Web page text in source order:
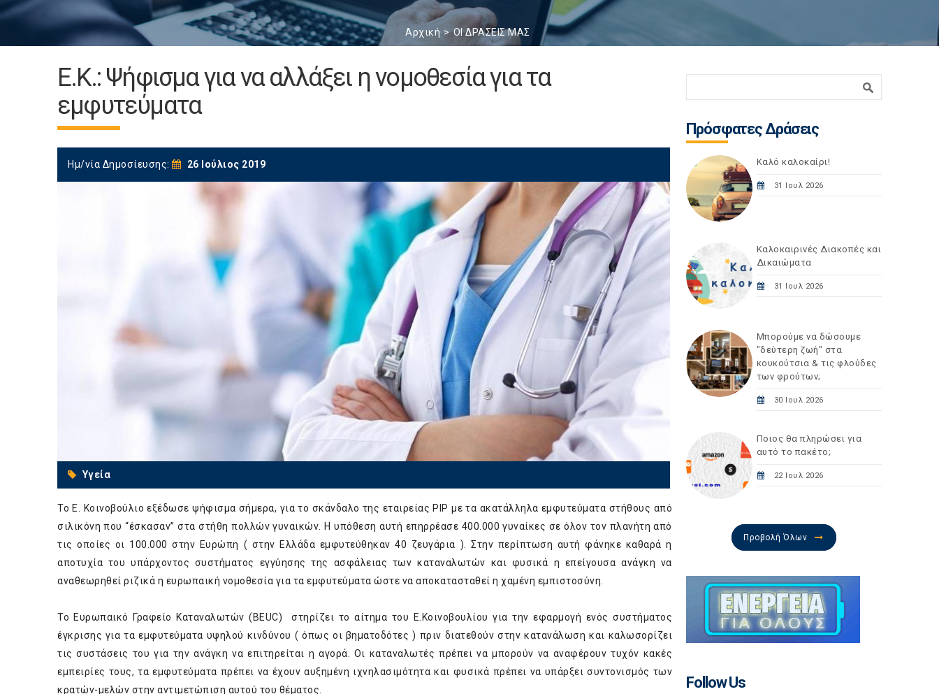
Αρχική ΟΙ ΔΡΑΣΕΙΣ ΜΑΣ
Ε.Κ.: Ψήφισμα για να αλλάξει η νομοθεσία για τα
εμφυτεύματα
Ημ/νία Δημοσίευσης: 26 Ιούλιος 2019
Υγεία
Το Ε. Κοινοβούλιο εξέδωσε ψήφισμα σήμερα, για το σκάνδαλο της εταιρείας PIP με τα ακατάλληλα εμφυτεύματα στήθους από
σιλικόνη που “έσκασαν” στα στήθη πολλών γυναικών. Η υπόθεση αυτή επηρρέασε 400.000 γυναίκες σε όλον τον πλανήτη από
τις οποίες οι 100.000 στην Ευρώπη ( στην Ελλάδα εμφυτεύθηκαν 40 ζευγάρια ). Στην περίπτωση αυτή φάνηκε καθαρά η
αποτυχία του υπάρχοντος συστήματος εγγύησης της ασφάλειας των καταναλωτών και φυσικά η επείγουσα ανάγκη να
αναθεωρηθεί ριζικά η ευρωπαική νομοθεσία για τα εμφυτεύματα ώστε να αποκατασταθεί η χαμένη εμπιστοσύνη.
Το Ευρωπαικό Γραφείο Καταναλωτών (BEUC) στηρίζει το αίτημα του Ε.Κοινοβουλίου για την εφαρμογή ενός συστήματος
έγκρισης για τα εμφυτεύματα υψηλού κινδύνου ( όπως οι βηματοδότες ) πριν διατεθούν στην κατανάλωση και καλωσορίζει
τις συστάσεις του για την ανάγκη να επιτηρείται η αγορά. Οι καταναλωτές πρέπει να μπορούν να αναφέρουν τυχόν κακές
εμπειρίες τους, τα εμφυτεύματα πρέπει να έχουν αυξημένη ιχνηλασιμότητα και φυσικά πρέπει να υπάρξει συντονισμός των
κρατών-μελών στην αντιμετώπιση αυτού του θέματος.
Πρόσφατες Δράσεις
Καλό καλοκαίρι!
31 Ιουλ 2026
Καλοκαιρινές Διακοπές και
Δικαιώματα
31 Ιουλ 2026
Μπορούμε να δώσουμε
"δεύτερη ζωή" στα
κουκούτσια & τις φλούδες
των φρούτων;
30 Ιουλ 2026
Ποιος θα πληρώσει για
αυτό το πακέτο;
22 Ιουλ 2026
Προβολή Όλων
Follow Us